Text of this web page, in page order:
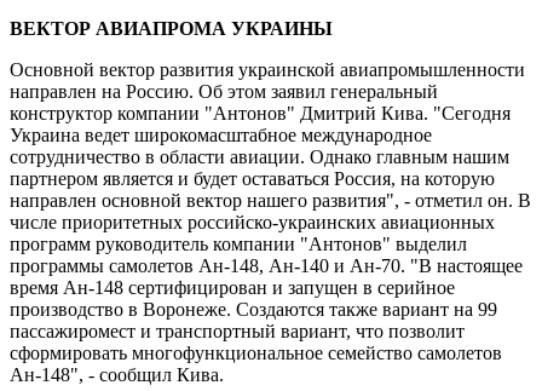
ВЕКТОР АВИАПРОМА УКРАИНЫ
Основной вектор развития украинской авиапромышленности
направлен на Россию. Об этом заявил генеральный
конструктор компании "Антонов" Дмитрий Кива. "Сегодня
Украина ведет широкомасштабное международное
сотрудничество в области авиации. Однако главным нашим
партнером является и будет оставаться Россия, на которую
направлен основной вектор нашего развития", - отметил он. В
числе приоритетных российско-украинских авиационных
программ руководитель компании "Антонов" выделил
программы самолетов Ан-148, Ан-140 и Ан-70. "В настоящее
время Ан-148 сертифицирован и запущен в серийное
производство в Воронеже. Создаются также вариант на 99
пассажиромест и транспортный вариант, что позволит
сформировать многофункциональное семейство самолетов
Ан-148", - сообщил Кива.